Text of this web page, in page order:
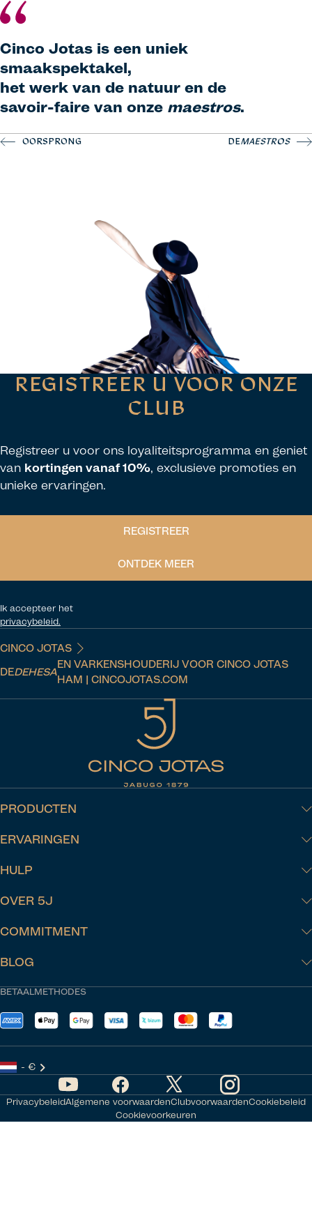
Cinco Jotas is een uniek
smaakspektakel,
het werk van de natuur en de
savoir-faire van onze maestros.
OORSPRONG DEMAESTROS
REGISTREER U VOOR ONZE
CLUB
Registreer u voor ons loyaliteitsprogramma en geniet
van kortingen vanaf 10%, exclusieve promoties en
unieke ervaringen.
REGISTREER
ONTDEK MEER
Ik accepteer het
privacybeleid.
CINCO JOTAS
DEDEHESA
EN VARKENSHOUDERIJ VOOR CINCO JOTAS
HAM | CINCOJOTAS.COM
BETAALMETHODES
- €
PRODUCTEN
ERVARINGEN
HULP
OVER 5J
COMMITMENT
BLOG
PrivacybeleidAlgemene voorwaardenClubvoorwaardenCookiebeleid
Cookievoorkeuren